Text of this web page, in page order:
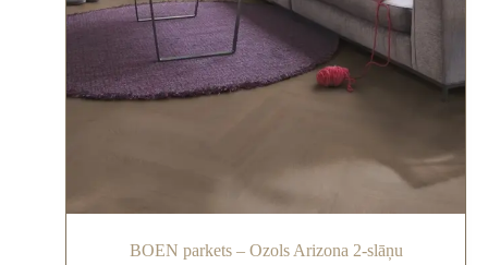
BOEN parkets – Ozols Arizona 2-slāņu